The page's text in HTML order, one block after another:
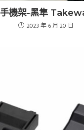
手機架-黑隼
2023 年 6 月 20 日